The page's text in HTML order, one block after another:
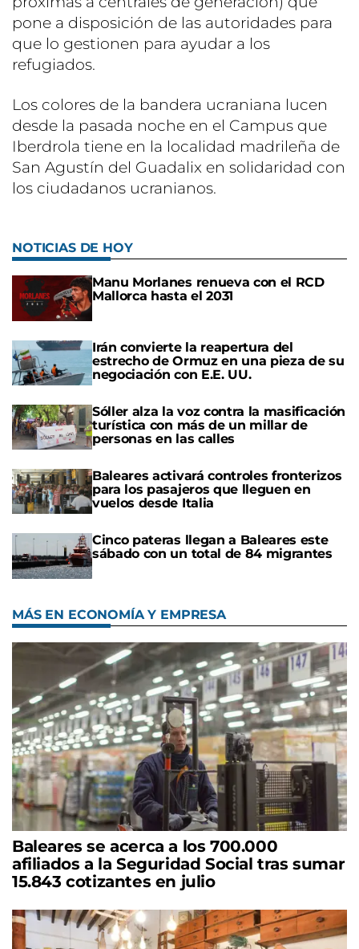
pone a disposición de las autoridades para
que lo gestionen para ayudar a los
refugiados.
Los colores de la bandera ucraniana lucen
desde la pasada noche en el Campus que
Iberdrola tiene en la localidad madrileña de
San Agustín del Guadalix en solidaridad con
los ciudadanos ucranianos.
NOTICIAS DE HOY
Manu Morlanes renueva con el RCD
Mallorca hasta el 2031
Irán convierte la reapertura del
estrecho de Ormuz en una pieza de su
negociación con E.E. UU.
Sóller alza la voz contra la masificación
turística con más de un millar de
personas en las calles
Baleares activará controles fronterizos
para los pasajeros que lleguen en
vuelos desde Italia
Cinco pateras llegan a Baleares este
sábado con un total de 84 migrantes
MÁS EN ECONOMÍA Y EMPRESA
Baleares se acerca a los 700.000
afiliados a la Seguridad Social tras sumar
15.843 cotizantes en julio